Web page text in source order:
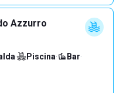
Azzurro
· Piscina· Bar·